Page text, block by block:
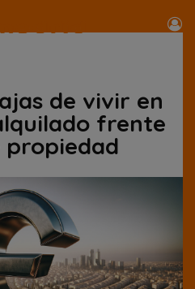
de vivir en
frente
propiedad